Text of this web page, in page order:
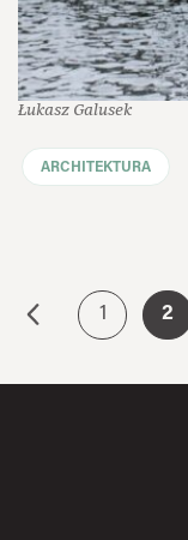
Łukasz Galusek
ARCHITEKTURA
1 2